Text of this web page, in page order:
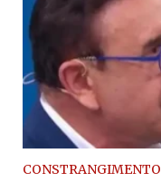
CONSTRANGIMENTO